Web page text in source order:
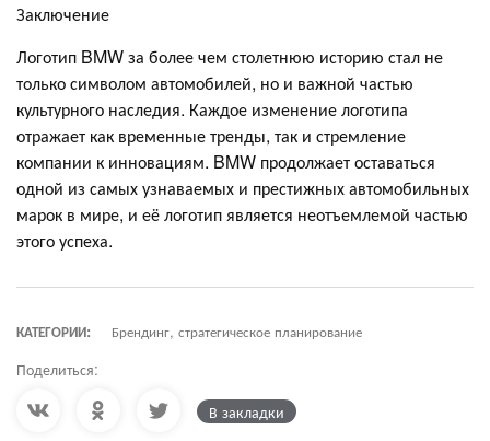
Заключение
Логотип BMW за более чем столетнюю историю стал не
только символом автомобилей, но и важной частью
культурного наследия. Каждое изменение логотипа
отражает как временные тренды, так и стремление
компании к инновациям. BMW продолжает оставаться
одной из самых узнаваемых и престижных автомобильных
марок в мире, и её логотип является неотъемлемой частью
этого успеха.
КАТЕГОРИИ: Брендинг, стратегическое планирование
Поделиться:
В закладки